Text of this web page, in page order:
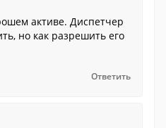
активе. Диспетчер
но как разрешить его
Ответить